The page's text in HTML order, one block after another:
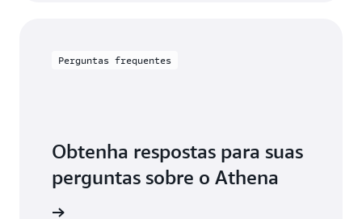
Perguntas frequentes
Obtenha respostas para suas
perguntas sobre o Athena